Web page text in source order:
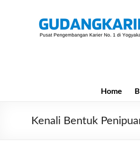
Home
Kenali Bentuk